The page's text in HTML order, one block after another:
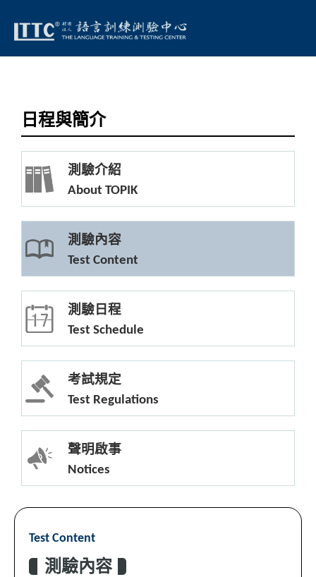
日程與簡介
測驗介紹
About TOPIK
測驗內容
Test Content
測驗日程
Test Schedule
考試規定
Test Regulations
聲明啟事
Notices
Test Content
測驗內容